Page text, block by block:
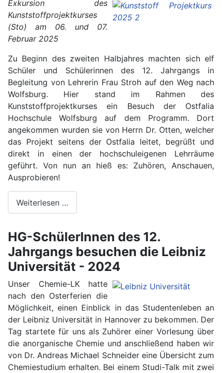
Exkursion des
Kunststoffprojektkurses
(Sto) am 06. und 07.
Februar 2025
Zu Beginn des zweiten Halbjahres machten sich elf
Schüler und Schülerinnen des 12. Jahrgangs in
Begleitung von Lehrerin Frau Stroh auf den Weg nach
Wolfsburg. Hier stand im Rahmen des
Kunststoffprojektkurses ein Besuch der Ostfalia
Hochschule Wolfsburg auf dem Programm. Dort
angekommen wurden sie von Herrn Dr. Otten, welcher
das Projekt seitens der Ostfalia leitet, begrüßt und
direkt in einen der hochschuleigenen Lehrräume
geführt. Von nun an hieß es: Zuhören, Anschauen,
Ausprobieren!
Weiterlesen …
HG-SchülerInnen des 12.
Jahrgangs besuchen die Leibniz
Universität - 2024
Unser Chemie-LK hatte
nach den Osterferien die
Möglichkeit, einen Einblick in das Studentenleben an
der Leibniz Universität in Hannover zu bekommen. Der
Tag startete für uns als Zuhörer einer Vorlesung über
die anorganische Chemie und anschließend haben wir
von Dr. Andreas Michael Schneider eine Übersicht zum
Chemiestudium erhalten. Bei einem Studi-Talk mit zwei